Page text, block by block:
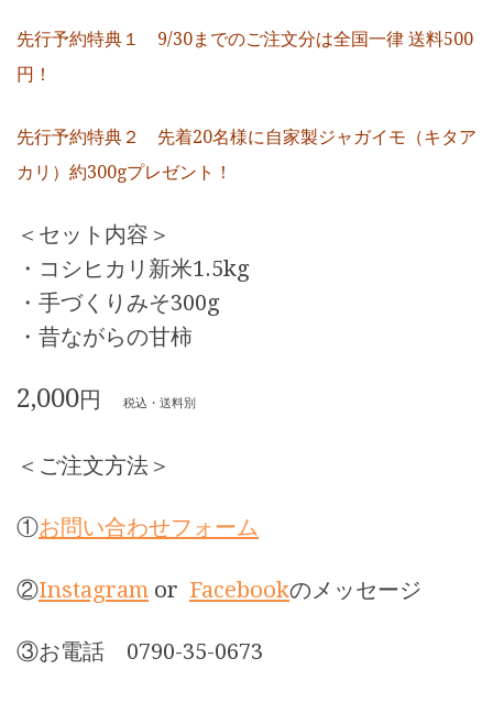
先行予約特典１ 9/30までのご注文分は全国一律 送料500
円！
先行予約特典２ 先着20名様に自家製ジャガイモ（キタア
カリ）約300gプレゼント！
＜セット内容＞
・コシヒカリ新米1.5kg
・手づくりみそ300g
・昔ながらの甘柿
2,000円 税込・送料別
＜ご注文方法＞
①お問い合わせフォーム
②Instagram or Facebookのメッセージ
③お電話 0790-35-0673